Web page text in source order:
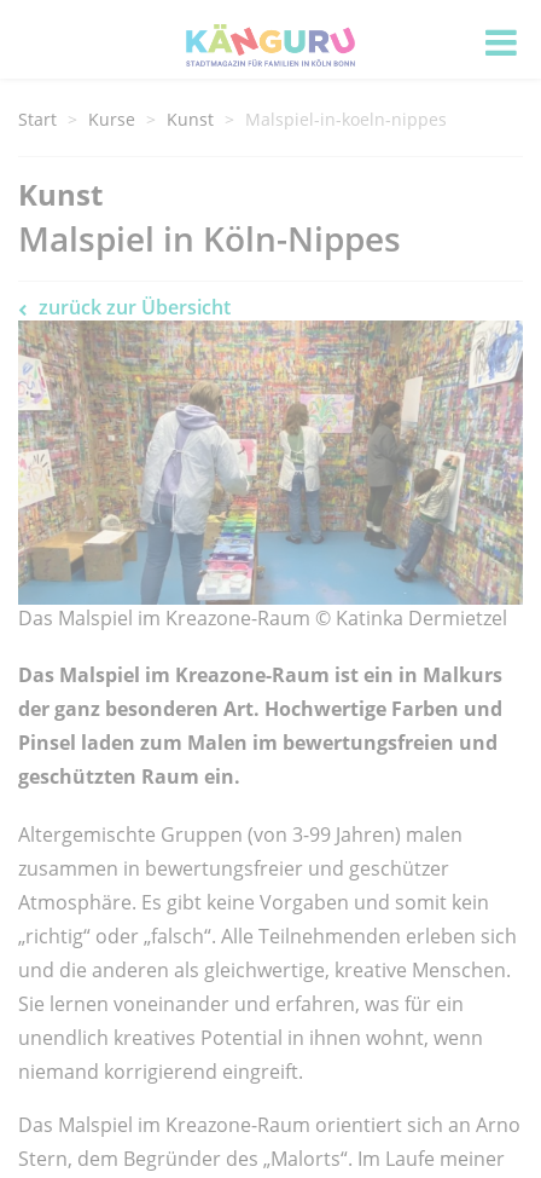
Start Kurse Kunst Malspiel-in-koeln-nippes
Kunst
Malspiel in Köln-Nippes
zurück zur Übersicht
Das Malspiel im Kreazone-Raum © Katinka Dermietzel
Das Malspiel im Kreazone-Raum ist ein in Malkurs
der ganz besonderen Art. Hochwertige Farben und
Pinsel laden zum Malen im bewertungsfreien und
geschützten Raum ein.
Altergemischte Gruppen (von 3-99 Jahren) malen
zusammen in bewertungsfreier und geschützer
Atmosphäre. Es gibt keine Vorgaben und somit kein
„richtig“ oder „falsch“. Alle Teilnehmenden erleben sich
und die anderen als gleichwertige, kreative Menschen.
Sie lernen voneinander und erfahren, was für ein
unendlich kreatives Potential in ihnen wohnt, wenn
niemand korrigierend eingreift.
Das Malspiel im Kreazone-Raum orientiert sich an Arno
Stern, dem Begründer des „Malorts“. Im Laufe meiner